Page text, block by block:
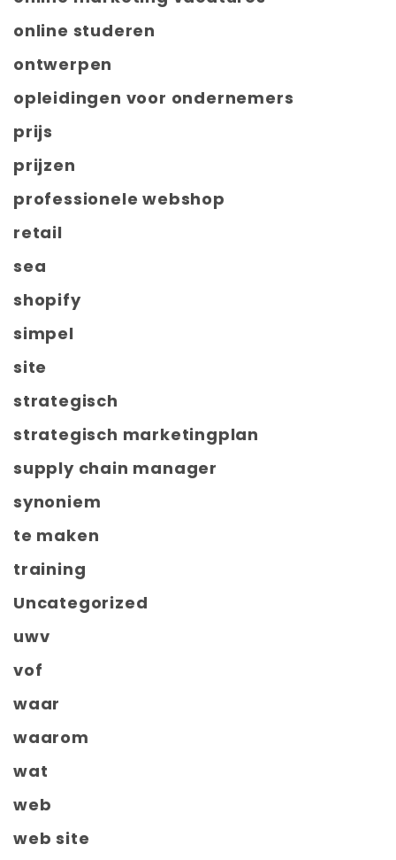
online studeren
ontwerpen
opleidingen voor ondernemers
prijs
prijzen
professionele webshop
retail
sea
shopify
simpel
site
strategisch
strategisch marketingplan
supply chain manager
synoniem
te maken
training
Uncategorized
uwv
vof
waar
waarom
wat
web
web site